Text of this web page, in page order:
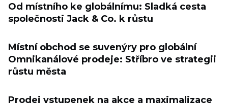
Od místního ke globálnímu: Sladká cesta
společnosti Jack & Co. k růstu
Místní obchod se suvenýry pro globální
Omnikanálové prodeje: Stříbro ve strategii
růstu města
Prodej vstupenek na akce a maximalizace